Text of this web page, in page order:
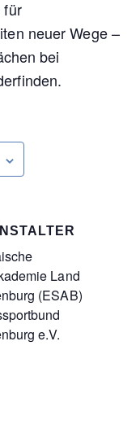
für
neuer Wege –
bei
Land
(ESAB)
e.V.